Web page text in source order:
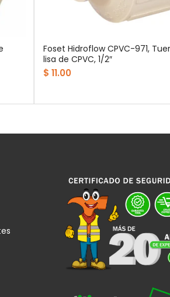
Foset Hidroflow CPVC-971,
lisa de CPVC, 1/2″
$ 11.00